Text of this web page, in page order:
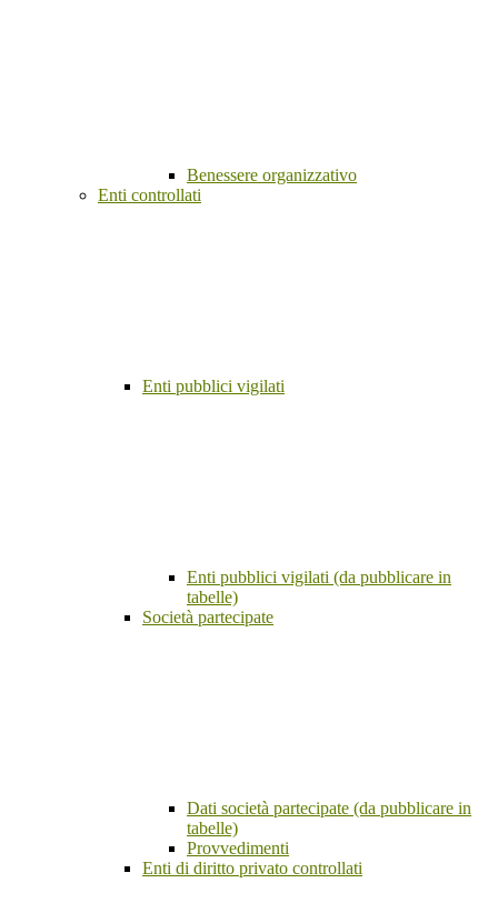
Benessere organizzativo
Enti controllati
Enti pubblici vigilati
Enti pubblici vigilati (da pubblicare in
tabelle)
Società partecipate
Dati società partecipate (da pubblicare in
tabelle)
Provvedimenti
Enti di diritto privato controllati